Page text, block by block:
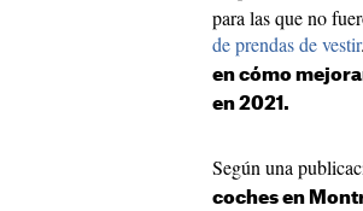
para las que no
de prendas de vestir
en cómo
en 2021.
Según una
coches en